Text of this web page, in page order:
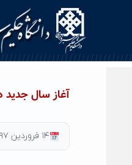
آغاز سال جدید
۱۴ فروردین ۱۳۹۷